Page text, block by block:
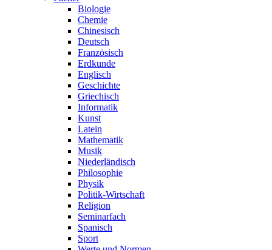
Biologie
Chemie
Chinesisch
Deutsch
Französisch
Erdkunde
Englisch
Geschichte
Griechisch
Informatik
Kunst
Latein
Mathematik
Musik
Niederländisch
Philosophie
Physik
Politik-Wirtschaft
Religion
Seminarfach
Spanisch
Sport